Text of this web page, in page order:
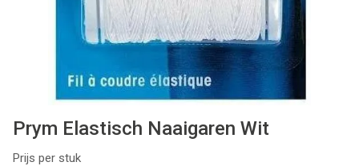
Workshops
Cadeaubon
Prym Elastisch Naaigaren Wit
Prijs per stuk